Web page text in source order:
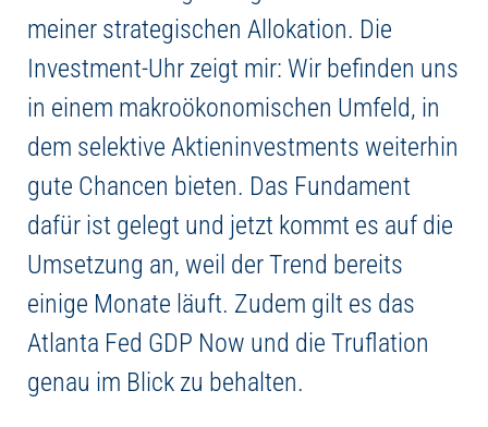
meiner strategischen Allokation. Die
Investment-Uhr zeigt mir: Wir befinden uns
in einem makroökonomischen Umfeld, in
dem selektive Aktieninvestments weiterhin
gute Chancen bieten. Das Fundament
dafür ist gelegt und jetzt kommt es auf die
Umsetzung an, weil der Trend bereits
einige Monate läuft. Zudem gilt es das
Atlanta Fed GDP Now und die Truflation
genau im Blick zu behalten.